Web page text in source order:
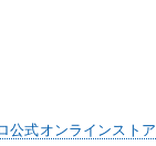
公式オンラインストア